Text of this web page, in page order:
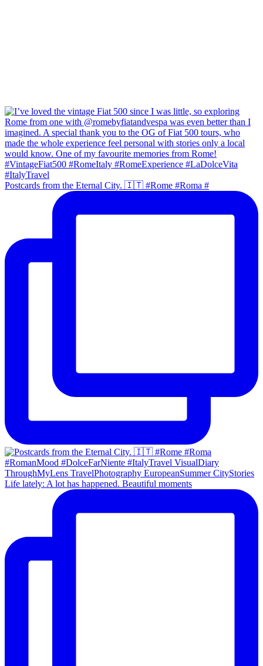
Postcards from the Eternal City. 🇮🇹 #Rome #Roma #
Life lately: A lot has happened. Beautiful moments